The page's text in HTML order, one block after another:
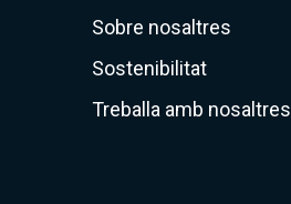
Sobre nosaltres
Sostenibilitat
Treballa amb nosaltres